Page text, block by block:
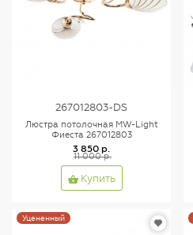
267012803-DS
Люстра потолочная MW-Light
Фиеста 267012803
3 850 р.
11 000 р.
Купить
Уцененный